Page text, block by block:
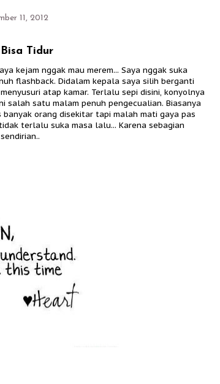
11, 2012
Tidur
kejam nggak mau merem... Saya nggak suka
flashback. Didalam kepala saya silih berganti
atap kamar. Terlalu sepi disini, konyolnya
salah satu malam penuh pengecualian. Biasanya
orang disekitar tapi malah mati gaya pas
terlalu suka masa lalu... Karena sebagian